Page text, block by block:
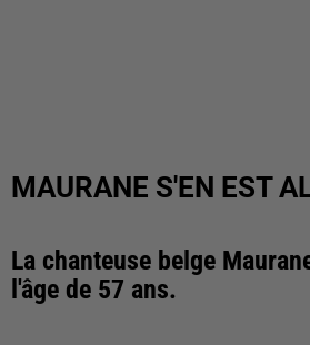
MAURANE S'EN EST
La chanteuse belge
l'âge de 57 ans.